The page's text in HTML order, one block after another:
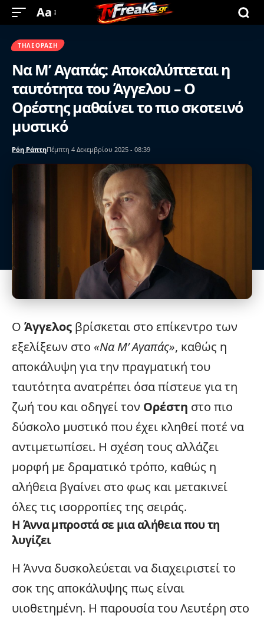
Aa
ΤΗΛΕΌΡΑΣΗ
Να Μ’ Αγαπάς: Αποκαλύπτεται η
ταυτότητα του Άγγελου – Ο
Ορέστης μαθαίνει το πιο σκοτεινό
μυστικό
Ρόη ΡάπτηΠέμπτη 4 Δεκεμβρίου 2025 - 08:39
Ο Άγγελος βρίσκεται στο επίκεντρο των
εξελίξεων στο «Να Μ’ Αγαπάς», καθώς η
αποκάλυψη για την πραγματική του
ταυτότητα ανατρέπει όσα πίστευε για τη
ζωή του και οδηγεί τον Ορέστη στο πιο
δύσκολο μυστικό που έχει κληθεί ποτέ να
αντιμετωπίσει. Η σχέση τους αλλάζει
μορφή με δραματικό τρόπο, καθώς η
αλήθεια βγαίνει στο φως και μετακινεί
όλες τις ισορροπίες της σειράς.
Η Άννα μπροστά σε μια αλήθεια που τη
λυγίζει
Η Άννα δυσκολεύεται να διαχειριστεί το
σοκ της αποκάλυψης πως είναι
υιοθετημένη. Η παρουσία του Λευτέρη στο